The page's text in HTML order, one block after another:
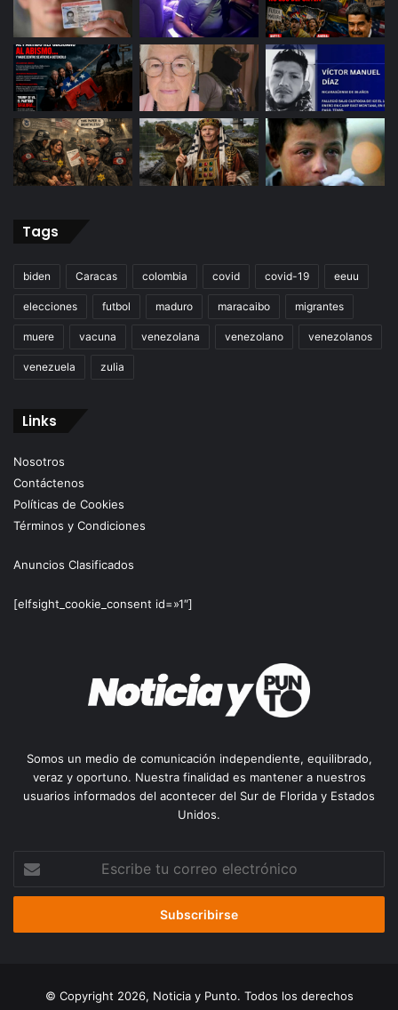
Tags
biden Caracas colombia covid covid-19 eeuu
elecciones futbol maduro maracaibo migrantes
muere vacuna venezolana venezolano venezolanos
venezuela zulia
Links
Nosotros
Contáctenos
Políticas de Cookies
Términos y Condiciones
Anuncios Clasificados
[elfsight_cookie_consent id=»1″]
Somos un medio de comunicación independiente, equilibrado,
veraz y oportuno. Nuestra finalidad es mantener a nuestros
usuarios informados del acontecer del Sur de Florida y Estados
Unidos.
tu
correo
© Copyright 2026, Noticia y Punto. Todos los derechos